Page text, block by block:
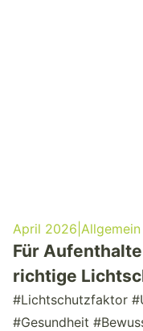
April 2026 Allgemein
Für
richtige
#Lichtschutzfaktor
#Gesundheit